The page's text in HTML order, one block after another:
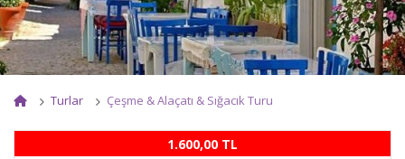
Turlar Çeşme & Alaçatı & Sığacık Turu
1.600,00 TL